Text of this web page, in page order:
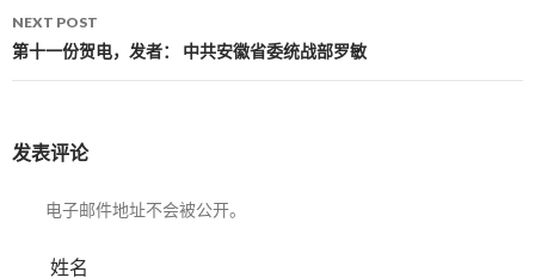
NEXT POST
第十一份贺电，发者： 中共安徽省委统战部罗敏
发表评论
电子邮件地址不会被公开。
姓名